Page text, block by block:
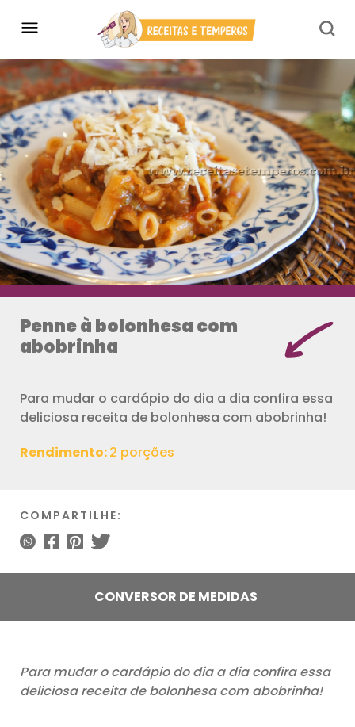
Penne à bolonhesa com
abobrinha
Para mudar o cardápio do dia a dia confira essa
deliciosa receita de bolonhesa com abobrinha!
Rendimento:2 porções
COMPARTILHE:
CONVERSOR DE MEDIDAS
Para mudar o cardápio do dia a dia confira essa
deliciosa receita de bolonhesa com abobrinha!